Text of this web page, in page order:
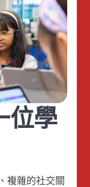
位學
複雜的社交關